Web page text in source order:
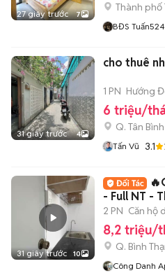
27 giây trước 7
Thành phố
BĐS Tuấn524
31 giây trước 4
cho thuê
1 PN Hướng
6 triệu/
Q. Tân Bình
Tấn Vũ 3.1
31 giây trước 10
- Full NT -
2 PN Căn hộ
8,2 triệu/
Q. Bình
Công Danh